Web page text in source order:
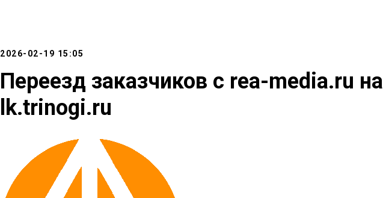
2026-02-19 15:05
Переезд заказчиков c rea-media.ru на
lk.trinogi.ru